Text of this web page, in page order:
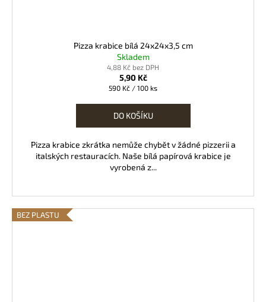
Pizza krabice bílá 24x24x3,5 cm
Skladem
4,88 Kč bez DPH
5,90 Kč
Měrná
590 Kč / 100 ks
DO KOŠÍKU
Pizza krabice zkrátka nemůže chybět v žádné pizzerii a
italských restauracích. Naše bílá papírová krabice je
vyrobená z...
BEZ PLASTU